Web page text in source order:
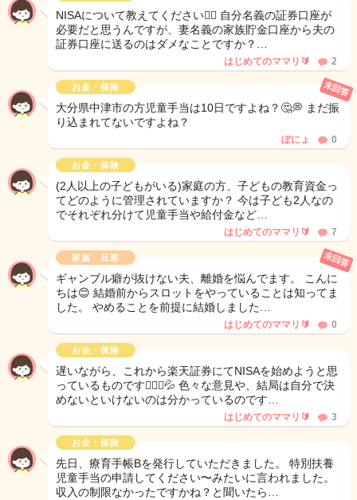
NISAについて教えてください🙇‍♀️ 自分名義の証券口座が
必要だと思うんですが、妻名義の家族貯金口座から夫の
証券口座に送るのはダメなことですか？…
はじめてのママリ🔰 2
お金・保険
大分県中津市の方児童手当は10日ですよね？🤔💭 まだ振
り込まれてないですよね？
未回答
ぽにょ 0
お金・保険
(2人以上の子どもがいる)家庭の方、子どもの教育資金っ
てどのように管理されていますか？ 今は子ども2人なの
でそれぞれ分けて児童手当や給付金など…
はじめてのママリ🔰 7
家族・旦那
ギャンブル癖が抜けない夫、離婚を悩んでます。 こんに
ちは😊 結婚前からスロットをやっていることは知ってま
した。 やめることを前提に結婚しました…
未回答
はじめてのママリ🔰 0
お金・保険
遅いながら、これから楽天証券にてNISAを始めようと思
っているものです🙇🏻‍♀️💦 色々な意見や、結局は自分で決
めないといけないのは分かっているのです…
はじめてのママリ🔰 3
お金・保険
先日、療育手帳Bを発行していただきました。 特別扶養
児童手当の申請してください〜みたいに言われました。
収入の制限なかったですかね？と聞いたら…